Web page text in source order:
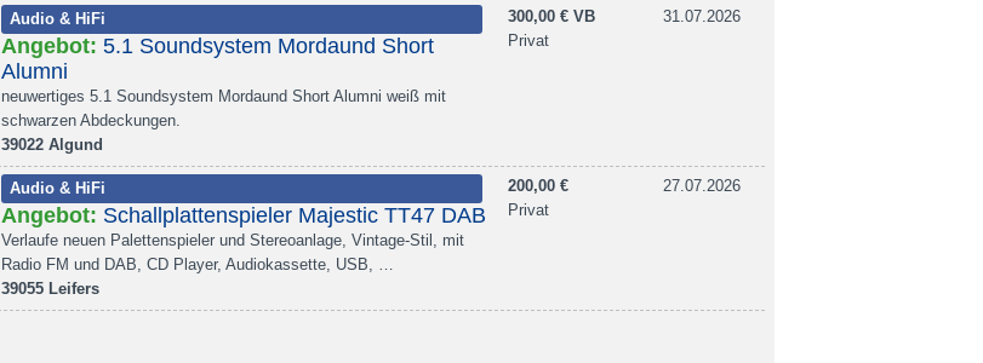
Audio & HiFi
Angebot: 5.1 Soundsystem Mordaund Short
Alumni
neuwertiges 5.1 Soundsystem Mordaund Short Alumni weiß mit
schwarzen Abdeckungen.
39022 Algund
300,00 € VB
Privat
31.07.2026
Audio & HiFi
Angebot: Schallplattenspieler Majestic TT47 DAB
Verlaufe neuen Palettenspieler und Stereoanlage, Vintage-Stil, mit
Radio FM und DAB, CD Player, Audiokassette, USB, …
39055 Leifers
200,00 €
Privat
27.07.2026